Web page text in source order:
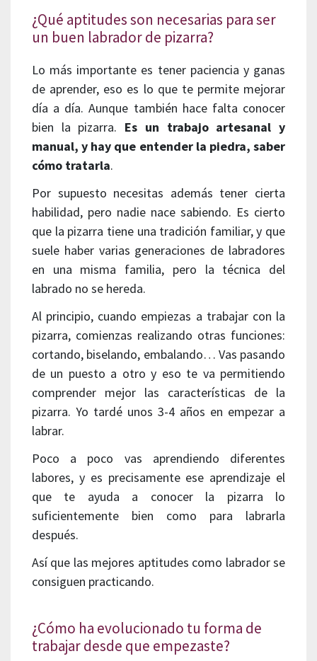
¿Qué aptitudes son necesarias para ser
un buen labrador de pizarra?
Lo más importante es tener paciencia y ganas
de aprender, eso es lo que te permite mejorar
día a día. Aunque también hace falta conocer
bien la pizarra. Es un trabajo artesanal y
manual, y hay que entender la piedra, saber
cómo tratarla.
Por supuesto necesitas además tener cierta
habilidad, pero nadie nace sabiendo. Es cierto
que la pizarra tiene una tradición familiar, y que
suele haber varias generaciones de labradores
en una misma familia, pero la técnica del
labrado no se hereda.
Al principio, cuando empiezas a trabajar con la
pizarra, comienzas realizando otras funciones:
cortando, biselando, embalando… Vas pasando
de un puesto a otro y eso te va permitiendo
comprender mejor las características de la
pizarra. Yo tardé unos 3-4 años en empezar a
labrar.
Poco a poco vas aprendiendo diferentes
labores, y es precisamente ese aprendizaje el
que te ayuda a conocer la pizarra lo
suficientemente bien como para labrarla
después.
Así que las mejores aptitudes como labrador se
consiguen practicando.
¿Cómo ha evolucionado tu forma de
trabajar desde que empezaste?